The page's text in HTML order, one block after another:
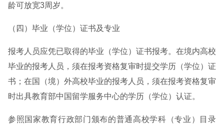
龄可放宽3周岁。
（四）毕业（学位）证书及专业
报考人员应凭已取得的毕业（学位）证书报考。在境内高校
毕业的报考人员，须在报考资格复审时提交学历（学位）证
书；在国（境）外高校毕业的报考人员，须在报考资格复审
时出具教育部中国留学服务中心的学历（学位）认证。
参照国家教育行政部门颁布的普通高校学科（专业）目录